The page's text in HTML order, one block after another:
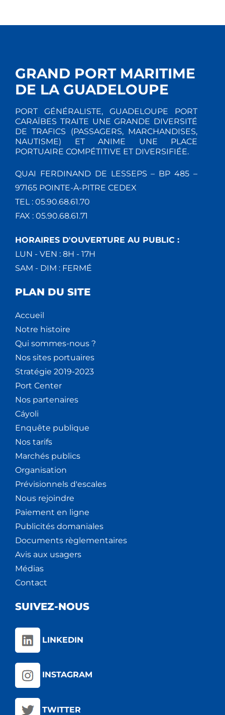
N
E
M
E
N
GRAND PORT MARITIME
DE LA GUADELOUPE
PORT GÉNÉRALISTE, GUADELOUPE PORT
CARAÏBES TRAITE UNE GRANDE DIVERSITÉ
DE TRAFICS (PASSAGERS, MARCHANDISES,
NAUTISME) ET ANIME UNE PLACE
PORTUAIRE COMPÉTITIVE ET DIVERSIFIÉE.
QUAI FERDINAND DE LESSEPS – BP 485 –
97165 POINTE-À-PITRE CEDEX
TEL : 05.90.68.61.70
FAX : 05.90.68.61.71
HORAIRES D'OUVERTURE AU PUBLIC :
LUN - VEN : 8H - 17H
SAM - DIM : FERMÉ
PLAN DU SITE
Accueil
Notre histoire
Qui sommes-nous ?
Nos sites portuaires
Stratégie 2019-2023
Port Center
Nos partenaires
Cáyoli
Enquête publique
Nos tarifs
Marchés publics
Organisation
Prévisionnels d'escales
Nous rejoindre
Paiement en ligne
Publicités domaniales
Documents règlementaires
Avis aux usagers
Médias
Contact
SUIVEZ-NOUS
LINKEDIN
INSTAGRAM
TWITTER